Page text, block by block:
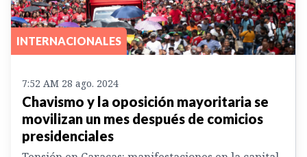
INTERNACIONALES
7:52 AM 28 ago. 2024
Chavismo y la oposición mayoritaria se
movilizan un mes después de comicios
presidenciales